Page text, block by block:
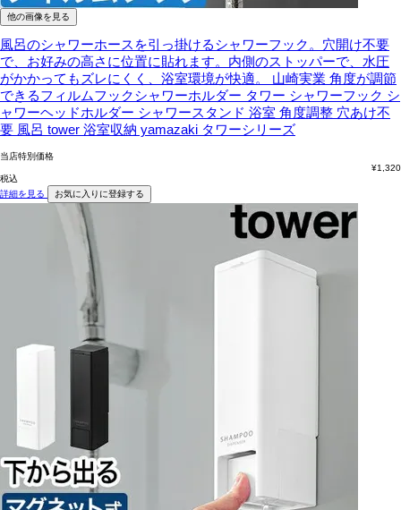
他の画像を見る
風呂のシャワーホースを引っ掛けるシャワーフック。穴開け不要
で、お好みの高さに位置に貼れます。内側のストッパーで、水圧
がかかってもズレにくく、浴室環境が快適。
山崎実業 角度が調節
できるフィルムフックシャワーホルダー タワー シャワーフック シ
ャワーヘッドホルダー シャワースタンド 浴室 角度調整 穴あけ不
要 風呂 tower 浴室収納 yamazaki タワーシリーズ
当店特別価格
¥1,320
税込
詳細を見る
お気に入りに登録する